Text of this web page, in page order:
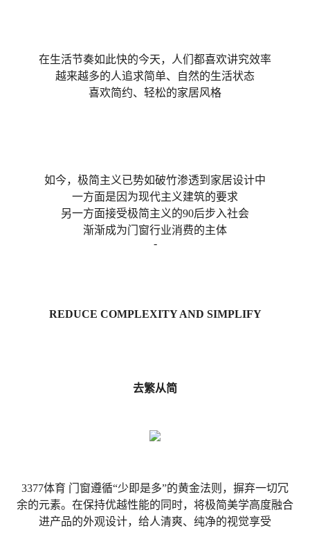
在生活节奏如此快的今天，
人们都喜欢讲究效率
越来越多的人追求简单、自然的生活状态
喜欢简约、轻松的家居风格
如今，极简主义已势如破竹渗透到家居设计中
一方面是因为现代主义建筑的要求
另一方面接受极简主义的90后步入社会
渐渐成为门窗行业消费的主体
-
REDUCE COMPLEXITY AND SIMPLIFY
去繁从简
3377体育 门窗遵循“少即是多”的黄金法则，摒弃一切冗
余的元素。在保持优越性能的同时，将极简美学高度融合
进产品的外观设计，给人清爽、纯净的视觉享受